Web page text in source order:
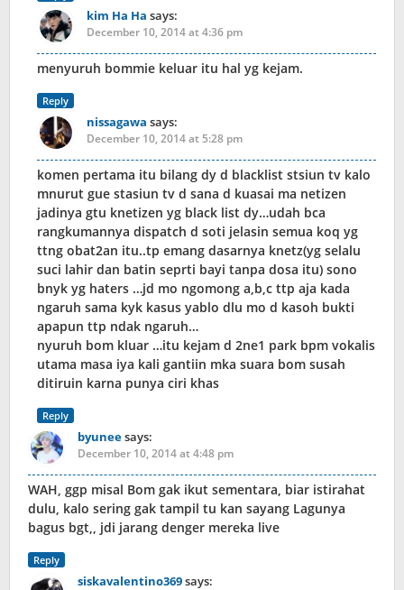
kim Ha Ha says:
December 10, 2014 at 4:36 pm
menyuruh bommie keluar itu hal yg kejam.
Reply
nissagawa says:
December 10, 2014 at 5:28 pm
komen pertama itu bilang dy d blacklist stsiun tv kalo
mnurut gue stasiun tv d sana d kuasai ma netizen
jadinya gtu knetizen yg black list dy…udah bca
rangkumannya dispatch d soti jelasin semua koq yg
ttng obat2an itu..tp emang dasarnya knetz(yg selalu
suci lahir dan batin seprti bayi tanpa dosa itu) sono
bnyk yg haters …jd mo ngomong a,b,c ttp aja kada
ngaruh sama kyk kasus yablo dlu mo d kasoh bukti
apapun ttp ndak ngaruh…
nyuruh bom kluar …itu kejam d 2ne1 park bpm vokalis
utama masa iya kali gantiin mka suara bom susah
ditiruin karna punya ciri khas
Reply
byuneesays:
December 10, 2014 at 4:48 pm
WAH, ggp misal Bom gak ikut sementara, biar istirahat
dulu, kalo sering gak tampil tu kan sayang Lagunya
bagus bgt,, jdi jarang denger mereka live
Reply
siskavalentino369says: